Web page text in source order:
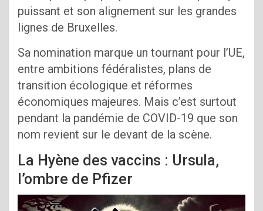
puissant et son alignement sur les grandes
lignes de Bruxelles.
Sa nomination marque un tournant pour l’UE,
entre ambitions fédéralistes, plans de
transition écologique et réformes
économiques majeures. Mais c’est surtout
pendant la pandémie de COVID-19 que son
nom revient sur le devant de la scène.
La Hyène des vaccins : Ursula,
l’ombre de Pfizer